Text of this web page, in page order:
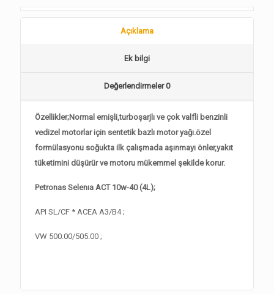
Açıklama
Ek bilgi
Değerlendirmeler0
Özellikler;Normal emişli,turboşarjlı ve çok valfli benzinli
vedizel motorlar için sentetik bazlı motor yağı.özel
formülasyonu soğukta ilk çalışmada aşınmayı önler,yakıt
tüketimini düşürür ve motoru mükemmel şekilde korur.
Petronas Selenıa ACT 10w-40 (4L);
API SL/CF * ACEA A3/B4 ;
VW 500.00/505.00 ;